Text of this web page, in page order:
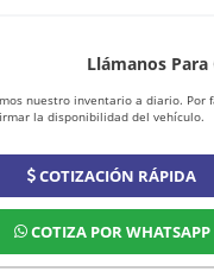
Llámanos
nuestro inventario a diario. Por
la disponibilidad del vehículo.
COTIZACIÓN RÁPIDA
COTIZA POR WHATSAPP